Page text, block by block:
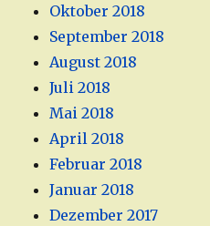
Oktober 2018
September 2018
August 2018
Juli 2018
Mai 2018
April 2018
Februar 2018
Januar 2018
Dezember 2017